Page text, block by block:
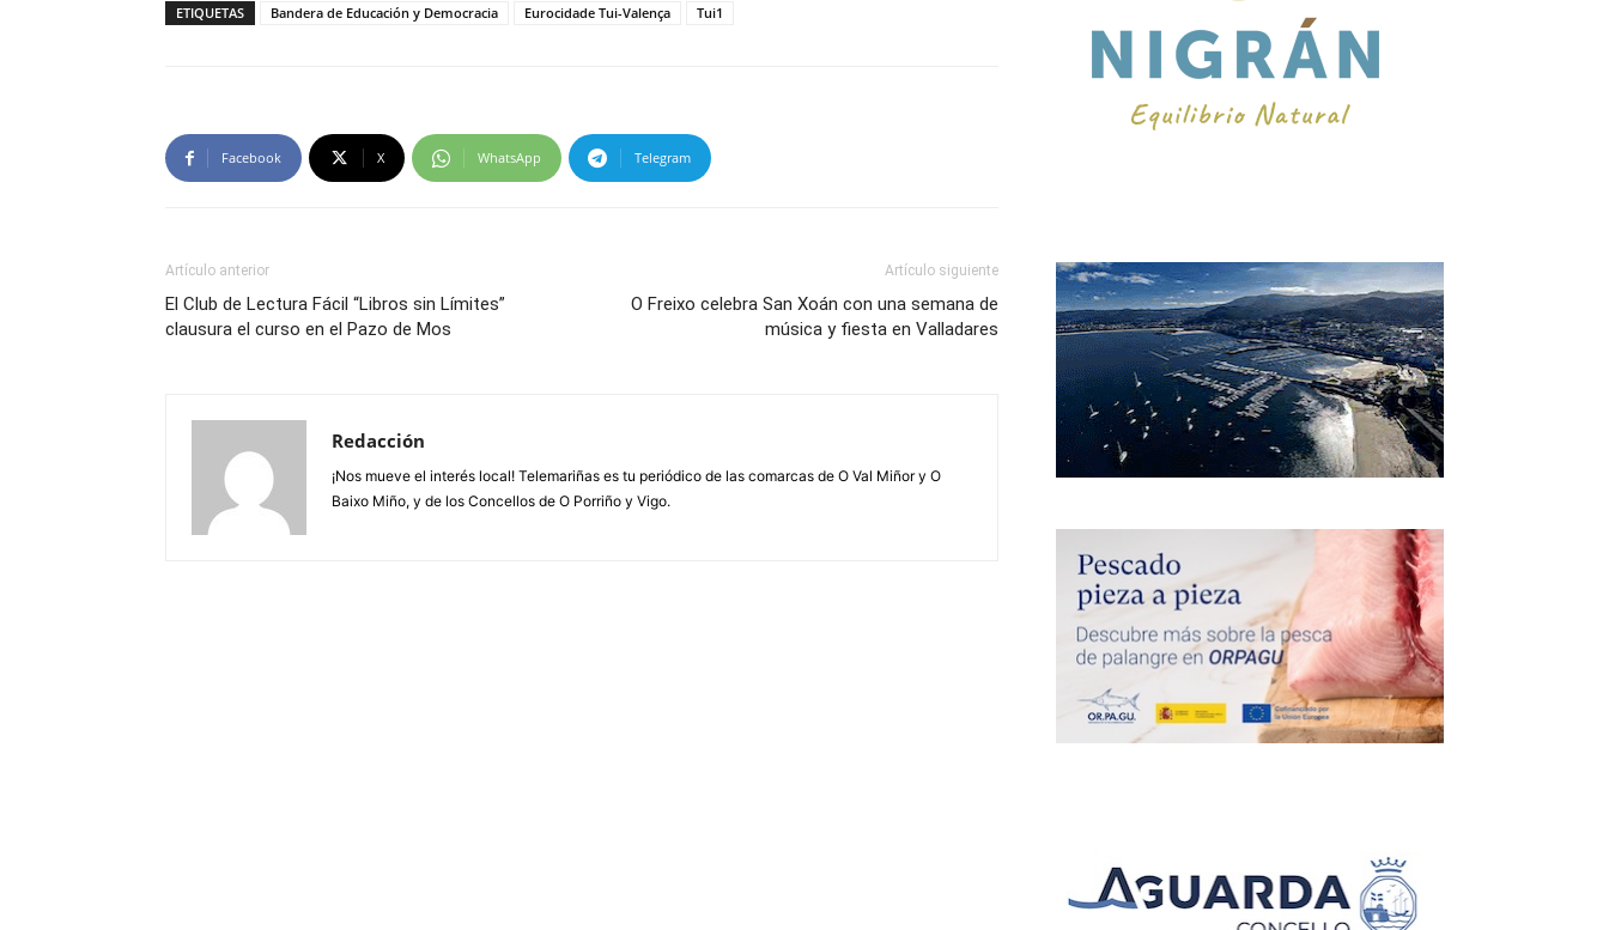
ETIQUETAS Bandera de Educación y Democracia Eurocidade Tui-Valença Tui1
Facebook X WhatsApp Telegram
Artículo anterior
El Club de Lectura Fácil “Libros sin Límites”
clausura el curso en el Pazo de Mos
Artículo siguiente
O Freixo celebra San Xoán con una semana de
música y fiesta en Valladares
Redacción
¡Nos mueve el interés local! Telemariñas es tu periódico de las comarcas de O Val Miñor y O
Baixo Miño, y de los Concellos de O Porriño y Vigo.